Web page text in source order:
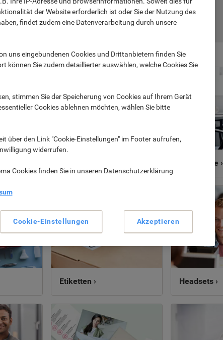
Bürostühle ›
Etiketten › Headsets ›
der Website erforderlich ist oder Sie der Nutzung des
findet zudem eine Datenverarbeitung durch unsere
uns eingebundenen Cookies und Drittanbietern finden Sie
können Sie zudem detaillierter auswählen, welche Cookies Sie
stimmen Sie der Speicherung von Cookies auf Ihrem Gerät
Cookies ablehnen möchten, wählen Sie bitte
über den Link "Cookie-Einstellungen" im Footer aufrufen,
widerrufen.
Cookies finden Sie in unseren Datenschutzerklärung
Akzeptieren
Cookie-Einstellungen